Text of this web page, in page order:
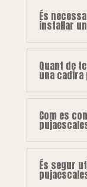
És
instal·lar
Quant de
una cadira
Com es
És segur